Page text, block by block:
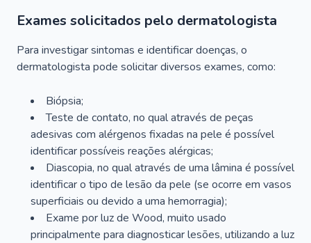
Exames solicitados pelo dermatologista
Para investigar sintomas e identificar doenças, o
dermatologista pode solicitar diversos exames, como:
Biópsia;
Teste de contato, no qual através de peças
adesivas com alérgenos fixadas na pele é possível
identificar possíveis reações alérgicas;
Diascopia, no qual através de uma lâmina é possível
identificar o tipo de lesão da pele (se ocorre em vasos
superficiais ou devido a uma hemorragia);
Exame por luz de Wood, muito usado
principalmente para diagnosticar lesões, utilizando a luz